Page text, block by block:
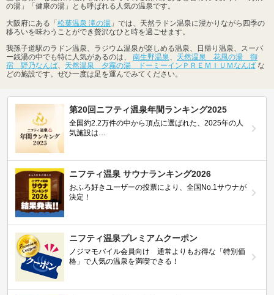
の湯」「健康の湯」とも呼ばれる人気の温泉です。
大阪府にある「松葉温泉 滝の湯 」では、天然ラドン温泉に浸かりながら四季の
移ろいを味わうことができ贅沢なひと時を過ごせます。
我孫子道駅のラドン温泉、ラジウム温泉が楽しめる温泉、日帰り温泉、スーパ
ー銭湯の中でも特に人気があるのは、 南生野温泉
天然温泉 花風の湯 御
宿 野乃なんば
天然温泉 夕霧の湯 ドーミーインＰＲＥＭＩＵＭなんば な
どの施設です。ぜひ一度は足を運んでみてください。
第20回ニフティ温泉年間ランキング2025
全国約2.2万件の中から頂点に選ばれた、2025年の人
気施設は…
ニフティ温泉 サウナランキング2026
おふろ好きユーザーの投票により、全国No.1サウナが
決定！
ニフティ温泉プレミアムクーポン
ノジマモバイル会員向け 通常よりもお得な「特別価
格」で人気の温泉を満喫できる！